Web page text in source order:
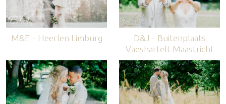
M&E – Heerlen Limburg
D&J – Buitenplaats
Vaeshartelt Maastricht